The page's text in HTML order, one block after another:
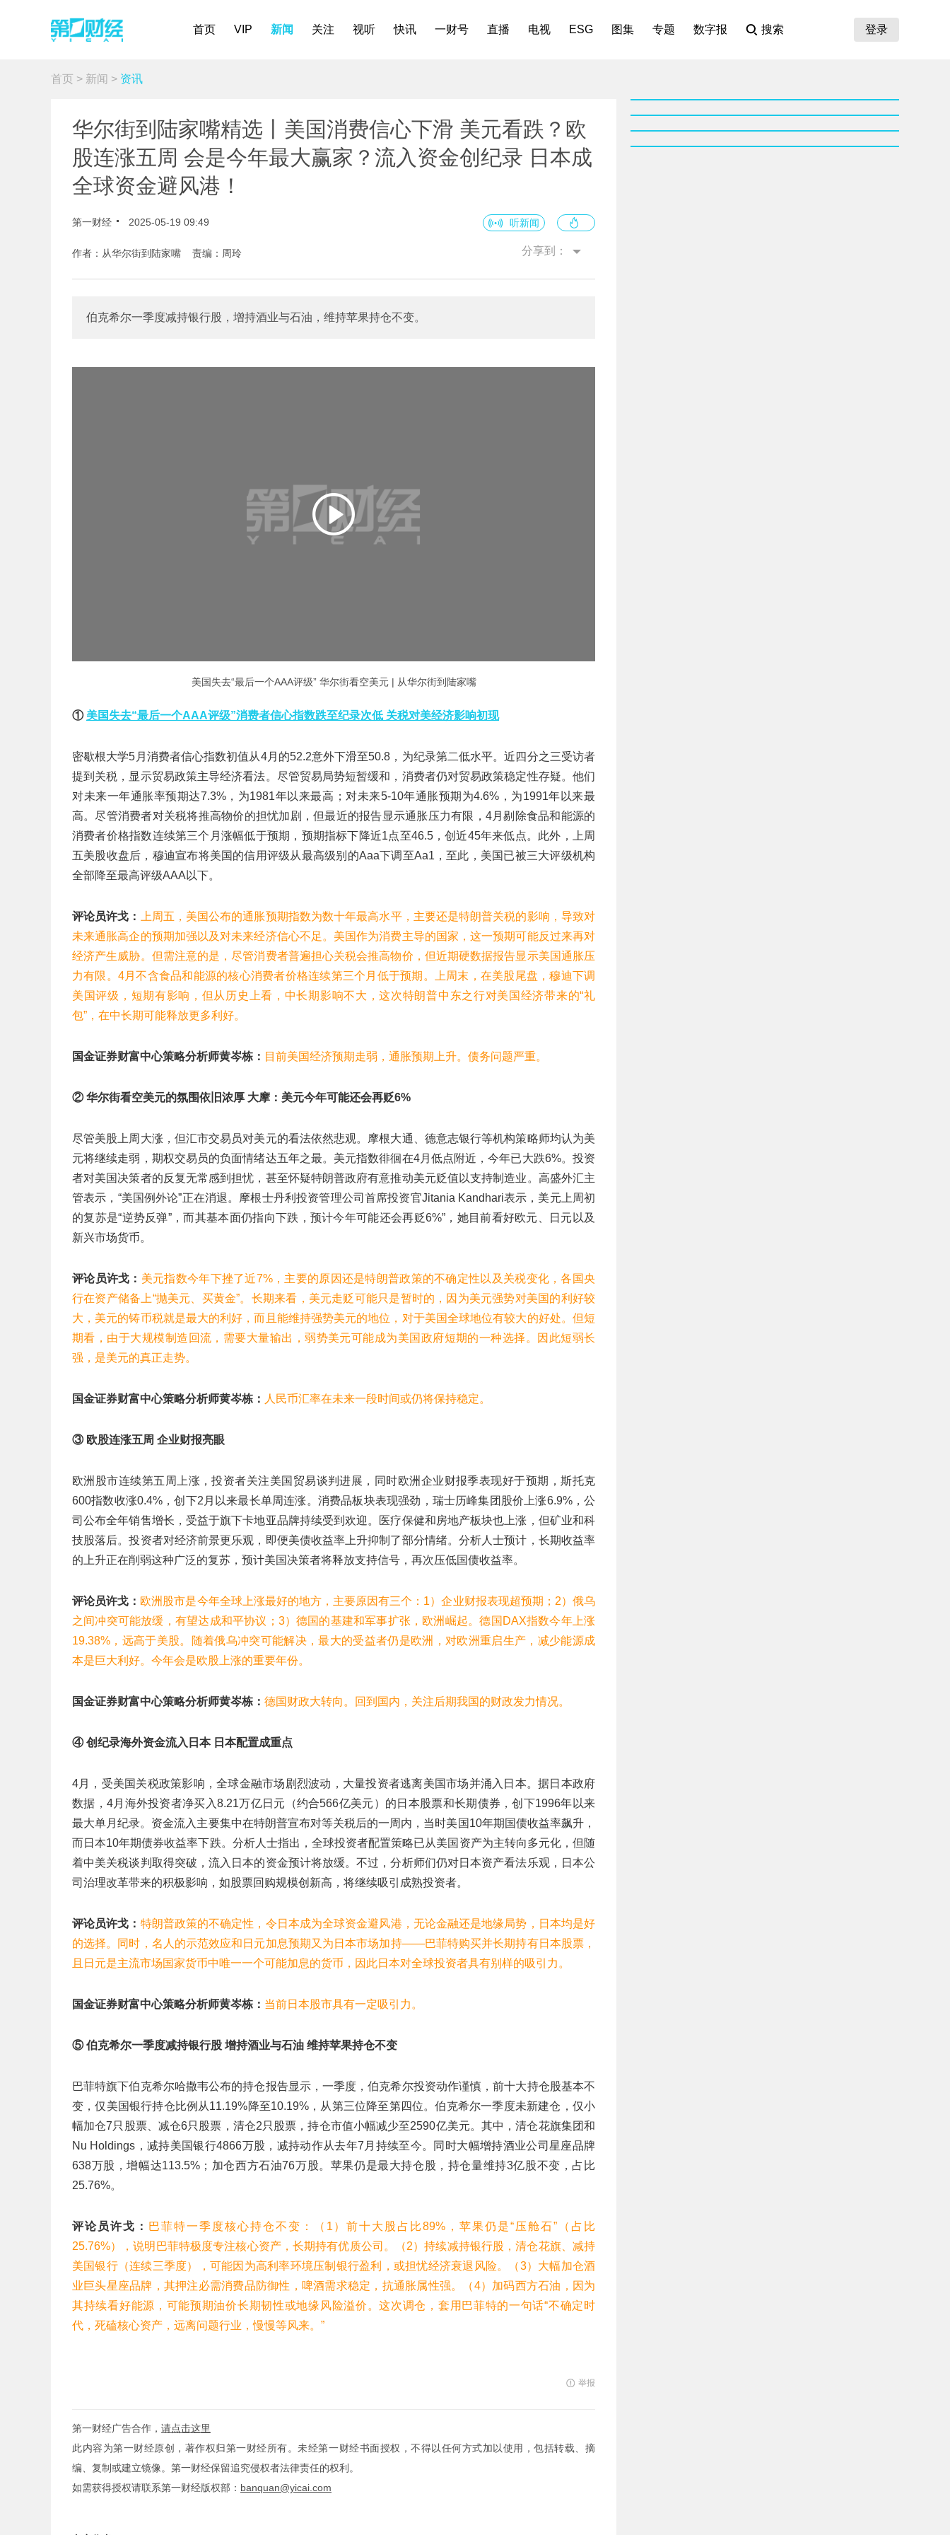
首页 VIP 新闻 关注 视听 快讯 一财号 直播 电视 ESG 图集 专题 数字报 搜索 登录
首页 > 新闻 > 资讯
华尔街到陆家嘴精选丨美国消费信心下滑 美元看跌？欧
股连涨五周 会是今年最大赢家？流入资金创纪录 日本成
全球资金避风港！
第一财经 2025-05-19 09:49 听新闻
作者：从华尔街到陆家嘴 责编：周玲 分享到：
伯克希尔一季度减持银行股，增持酒业与石油，维持苹果持仓不变。
美国失去“最后一个AAA评级” 华尔街看空美元 | 从华尔街到陆家嘴
① 美国失去“最后一个AAA评级”消费者信心指数跌至纪录次低 关税对美经济影响初现
密歇根大学5月消费者信心指数初值从4月的52.2意外下滑至50.8，为纪录第二低水平。近四分之三受访者
提到关税，显示贸易政策主导经济看法。尽管贸易局势短暂缓和，消费者仍对贸易政策稳定性存疑。他们
对未来一年通胀率预期达7.3%，为1981年以来最高；对未来5-10年通胀预期为4.6%，为1991年以来最
高。尽管消费者对关税将推高物价的担忧加剧，但最近的报告显示通胀压力有限，4月剔除食品和能源的
消费者价格指数连续第三个月涨幅低于预期，预期指标下降近1点至46.5，创近45年来低点。此外，上周
五美股收盘后，穆迪宣布将美国的信用评级从最高级别的Aaa下调至Aa1，至此，美国已被三大评级机构
全部降至最高评级AAA以下。
评论员许戈：
上周五，美国公布的通胀预期指数为数十年最高水平，主要还是特朗普关税的影响，导致对
未来通胀高企的预期加强以及对未来经济信心不足。美国作为消费主导的国家，这一预期可能反过来再对
经济产生威胁。但需注意的是，尽管消费者普遍担心关税会推高物价，但近期硬数据报告显示美国通胀压
力有限。4月不含食品和能源的核心消费者价格连续第三个月低于预期。上周末，在美股尾盘，穆迪下调
美国评级，短期有影响，但从历史上看，中长期影响不大，这次特朗普中东之行对美国经济带来的“礼
包”，在中长期可能释放更多利好。
国金证券财富中心策略分析师黄岑栋： 目前美国经济预期走弱，通胀预期上升。债务问题严重。
② 华尔街看空美元的氛围依旧浓厚 大摩：美元今年可能还会再贬6%
尽管美股上周大涨，但汇市交易员对美元的看法依然悲观。摩根大通、德意志银行等机构策略师均认为美
元将继续走弱，期权交易员的负面情绪达五年之最。美元指数徘徊在4月低点附近，今年已大跌6%。投资
者对美国决策者的反复无常感到担忧，甚至怀疑特朗普政府有意推动美元贬值以支持制造业。高盛外汇主
管表示，“美国例外论”正在消退。摩根士丹利投资管理公司首席投资官Jitania Kandhari表示，美元上周初
的复苏是“逆势反弹”，而其基本面仍指向下跌，预计今年可能还会再贬6%”，她目前看好欧元、日元以及
新兴市场货币。
评论员许戈： 美元指数今年下挫了近7%，主要的原因还是特朗普政策的不确定性以及关税变化，各国央
行在资产储备上“抛美元、买黄金”。长期来看，美元走贬可能只是暂时的，因为美元强势对美国的利好较
大，美元的铸币税就是最大的利好，而且能维持强势美元的地位，对于美国全球地位有较大的好处。但短
期看，由于大规模制造回流，需要大量输出，弱势美元可能成为美国政府短期的一种选择。因此短弱长
强，是美元的真正走势。
国金证券财富中心策略分析师黄岑栋： 人民币汇率在未来一段时间或仍将保持稳定。
③ 欧股连涨五周 企业财报亮眼
欧洲股市连续第五周上涨，投资者关注美国贸易谈判进展，同时欧洲企业财报季表现好于预期，斯托克
600指数收涨0.4%，创下2月以来最长单周连涨。消费品板块表现强劲，瑞士历峰集团股价上涨6.9%，公
司公布全年销售增长，受益于旗下卡地亚品牌持续受到欢迎。医疗保健和房地产板块也上涨，但矿业和科
技股落后。投资者对经济前景更乐观，即便美债收益率上升抑制了部分情绪。分析人士预计，长期收益率
的上升正在削弱这种广泛的复苏，预计美国决策者将释放支持信号，再次压低国债收益率。
评论员许戈： 欧洲股市是今年全球上涨最好的地方，主要原因有三个：1）企业财报表现超预期；2）俄乌
之间冲突可能放缓，有望达成和平协议；3）德国的基建和军事扩张，欧洲崛起。德国DAX指数今年上涨
19.38%，远高于美股。随着俄乌冲突可能解决，最大的受益者仍是欧洲，对欧洲重启生产，减少能源成
本是巨大利好。今年会是欧股上涨的重要年份。
国金证券财富中心策略分析师黄岑栋： 德国财政大转向。回到国内，关注后期我国的财政发力情况。
④ 创纪录海外资金流入日本 日本配置成重点
4月，受美国关税政策影响，全球金融市场剧烈波动，大量投资者逃离美国市场并涌入日本。据日本政府
数据，4月海外投资者净买入8.21万亿日元（约合566亿美元）的日本股票和长期债券，创下1996年以来
最大单月纪录。资金流入主要集中在特朗普宣布对等关税后的一周内，当时美国10年期国债收益率飙升，
而日本10年期债券收益率下跌。分析人士指出，全球投资者配置策略已从美国资产为主转向多元化，但随
着中美关税谈判取得突破，流入日本的资金预计将放缓。不过，分析师们仍对日本资产看法乐观，日本公
司治理改革带来的积极影响，如股票回购规模创新高，将继续吸引成熟投资者。
评论员许戈： 特朗普政策的不确定性，令日本成为全球资金避风港，无论金融还是地缘局势，日本均是好
的选择。同时，名人的示范效应和日元加息预期又为日本市场加持——巴菲特购买并长期持有日本股票，
且日元是主流市场国家货币中唯一一个可能加息的货币，因此日本对全球投资者具有别样的吸引力。
国金证券财富中心策略分析师黄岑栋： 当前日本股市具有一定吸引力。
⑤ 伯克希尔一季度减持银行股 增持酒业与石油 维持苹果持仓不变
巴菲特旗下伯克希尔哈撒韦公布的持仓报告显示，一季度，伯克希尔投资动作谨慎，前十大持仓股基本不
变，仅美国银行持仓比例从11.19%降至10.19%，从第三位降至第四位。伯克希尔一季度未新建仓，仅小
幅加仓7只股票、减仓6只股票，清仓2只股票，持仓市值小幅减少至2590亿美元。其中，清仓花旗集团和
Nu Holdings，减持美国银行4866万股，减持动作从去年7月持续至今。同时大幅增持酒业公司星座品牌
638万股，增幅达113.5%；加仓西方石油76万股。苹果仍是最大持仓股，持仓量维持3亿股不变，占比
25.76%。
评论员许戈： 巴菲特一季度核心持仓不变：（1）前十大股占比89%，苹果仍是“压舱石”（占比
25.76%），说明巴菲特极度专注核心资产，长期持有优质公司。（2）持续减持银行股，清仓花旗、减持
美国银行（连续三季度），可能因为高利率环境压制银行盈利，或担忧经济衰退风险。（3）大幅加仓酒
业巨头星座品牌，其押注必需消费品防御性，啤酒需求稳定，抗通胀属性强。（4）加码西方石油，因为
其持续看好能源，可能预期油价长期韧性或地缘风险溢价。这次调仓，套用巴菲特的一句话“不确定时
代，死磕核心资产，远离问题行业，慢慢等风来。”
举报
第一财经广告合作， 请点击这里
此内容为第一财经原创，著作权归第一财经所有。未经第一财经书面授权，不得以任何方式加以使用，包括转载、摘
编、复制或建立镜像。第一财经保留追究侵权者法律责任的权利。
如需获得授权请联系第一财经版权部： banquan@yicai.com